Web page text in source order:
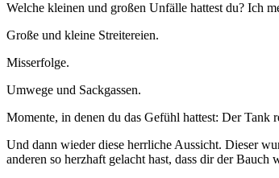
Welche kleinen und großen Unfälle hattest du? Ich
Große und kleine Streitereien.
Misserfolge.
Umwege und Sackgassen.
Momente, in denen du das Gefühl hattest: Der
Und dann wieder diese herrliche Aussicht. Dieser
anderen so herzhaft gelacht hast, dass dir der Bauch